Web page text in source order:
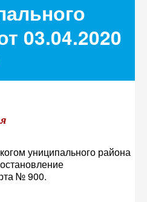
03.04.2020
униципального района
№ 900.